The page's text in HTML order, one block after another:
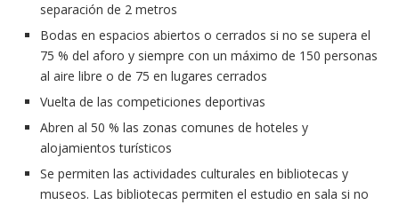
separación de 2 metros
Bodas en espacios abiertos o cerrados si no se supera el
75 % del aforo y siempre con un máximo de 150 personas
al aire libre o de 75 en lugares cerrados
Vuelta de las competiciones deportivas
Abren al 50 % las zonas comunes de hoteles y
alojamientos turísticos
Se permiten las actividades culturales en bibliotecas y
museos. Las bibliotecas permiten el estudio en sala si no